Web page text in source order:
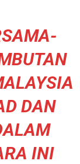
DAN
INI